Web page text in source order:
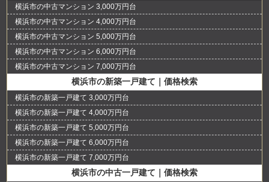
横浜市の中古マンション 3,000万円台
横浜市の中古マンション 4,000万円台
横浜市の中古マンション 5,000万円台
横浜市の中古マンション 6,000万円台
横浜市の中古マンション 7,000万円台
横浜市の新築一戸建て｜価格検索
横浜市の新築一戸建て 3,000万円台
横浜市の新築一戸建て 4,000万円台
横浜市の新築一戸建て 5,000万円台
横浜市の新築一戸建て 6,000万円台
横浜市の新築一戸建て 7,000万円台
横浜市の中古一戸建て｜価格検索